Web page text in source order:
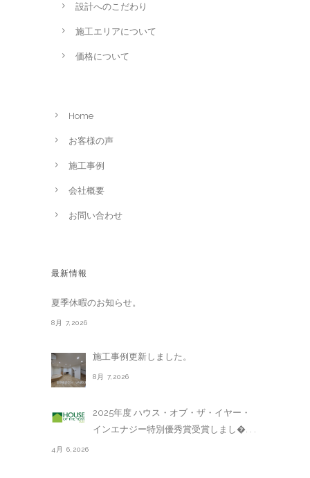
設計へのこだわり
施工エリアについて
価格について
Home
お客様の声
施工事例
会社概要
お問い合わせ
最新情報
夏季休暇のお知らせ。
8月 7,2026
施工事例更新しました。
8月 7,2026
2025年度 ハウス・オブ・ザ・イヤー・
インエナジー特別優秀賞受賞しまし�. . .
4月 6,2026